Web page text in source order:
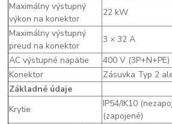
Maximálny výstupný
výkon na konektor
22 kW
Maximálny výstupný
preud na konektor
3 × 32 A
AC výstupné napätie
400 V (3P+N+PE)
Konektor
Zásuvka Typ 2
Základné údaje
Krytie
IP54/IK10
(zapojené)